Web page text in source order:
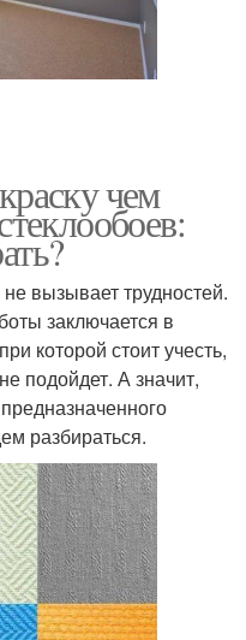
чем
вызывает трудностей.
заключается в
которой стоит учесть,
подойдет. А значит,
разбираться.